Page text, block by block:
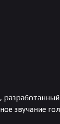
звучание